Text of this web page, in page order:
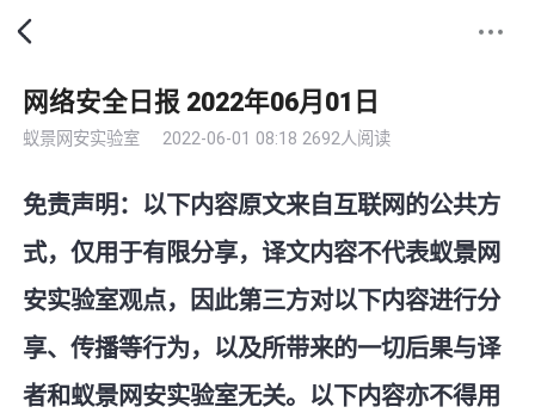
网络安全日报 2022年06月01日
蚁景网安实验室 2022-06-01 08:18 2692人阅读
免责声明：以下内容原文来自互联网的公共方
式，仅用于有限分享，译文内容不代表蚁景网
安实验室观点，因此第三方对以下内容进行分
享、传播等行为，以及所带来的一切后果与译
者和蚁景网安实验室无关。以下内容亦不得用